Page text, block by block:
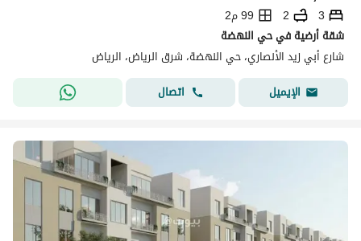
3
2
99 م2
شقة أرضية في حي النهضة
شارع أبي زيد الأنصاري، حي النهضة، شرق الرياض، الرياض
الإيميل
اتصال